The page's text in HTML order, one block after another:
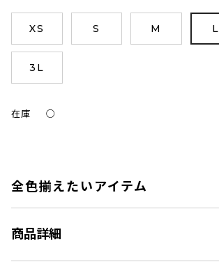
XS S M L
3L
在庫 ○
全色揃えたいアイテム
商品詳細